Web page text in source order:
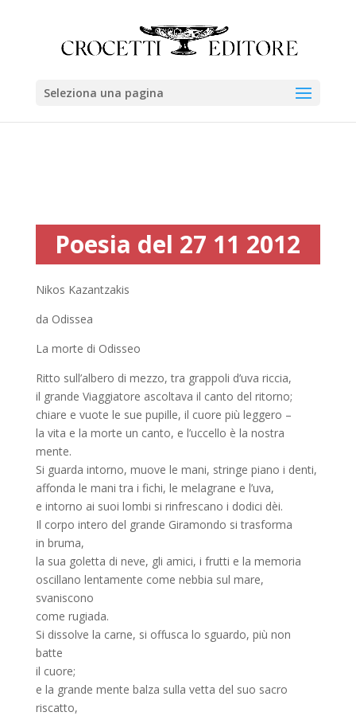
Seleziona una pagina
Poesia del 27 11 2012
Nikos Kazantzakis
da Odissea
La morte di Odisseo
Ritto sull’albero di mezzo, tra grappoli d’uva riccia,
il grande Viaggiatore ascoltava il canto del ritorno;
chiare e vuote le sue pupille, il cuore più leggero –
la vita e la morte un canto, e l’uccello è la nostra
mente.
Si guarda intorno, muove le mani, stringe piano i denti,
affonda le mani tra i fichi, le melagrane e l’uva,
e intorno ai suoi lombi si rinfrescano i dodici dèi.
Il corpo intero del grande Giramondo si trasforma
in bruma,
la sua goletta di neve, gli amici, i frutti e la memoria
oscillano lentamente come nebbia sul mare,
svaniscono
come rugiada.
Si dissolve la carne, si offusca lo sguardo, più non
batte
il cuore;
e la grande mente balza sulla vetta del suo sacro
riscatto,